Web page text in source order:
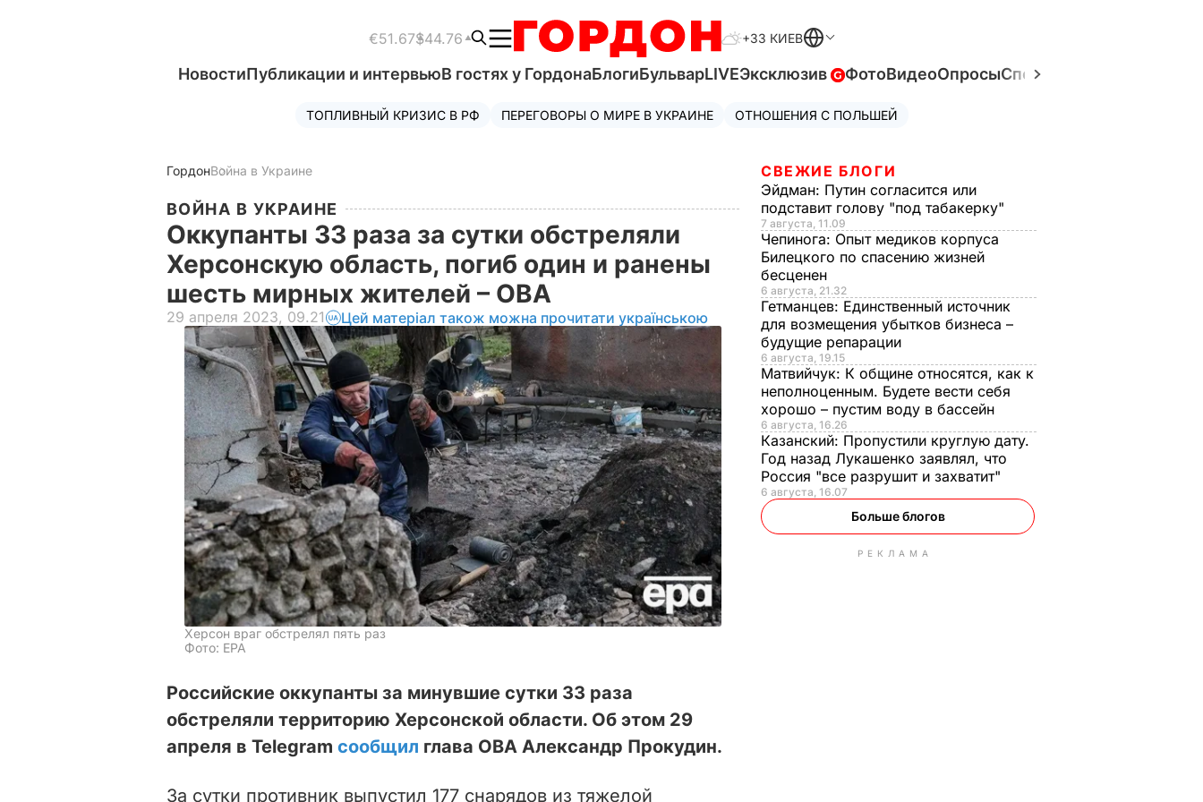
€51.67$44.76 +33 КИЕВ
НовостиПубликации и интервьюВ гостях у ГордонаБлогиБульварLIVEЭксклюзив ФотоВидеоОпросыСпецпроекты
ТОПЛИВНЫЙ КРИЗИС В РФ ПЕРЕГОВОРЫ О МИРЕ В УКРАИНЕ ОТНОШЕНИЯ С ПОЛЬШЕЙ
ГордонВойна в Украине
ВОЙНА В УКРАИНЕ
Оккупанты 33 раза за сутки обстреляли
Херсонскую область, погиб один и ранены
шесть мирных жителей – ОВА
29 апреля 2023, 09.21 Цей матеріал також можна прочитати українською
Херсон враг обстрелял пять раз
Фото: ЕРА
Российские оккупанты за минувшие сутки 33 раза
обстреляли территорию Херсонской области. Об этом 29
апреля в Telegram сообщил глава ОВА Александр Прокудин.
За сутки противник выпустил 177 снарядов из тяжелой
СВЕЖИЕ БЛОГИ
Эйдман: Путин согласится или
подставит голову "под табакерку"
7 августа, 11.09
Чепинога: Опыт медиков корпуса
Билецкого по спасению жизней
бесценен
6 августа, 21.32
Гетманцев: Единственный источник
для возмещения убытков бизнеса –
будущие репарации
6 августа, 19.15
Матвийчук: К общине относятся, как к
неполноценным. Будете вести себя
хорошо – пустим воду в бассейн
6 августа, 16.26
Казанский: Пропустили круглую дату.
Год назад Лукашенко заявлял, что
Россия "все разрушит и захватит"
6 августа, 16.07
Больше блогов
РЕКЛАМА